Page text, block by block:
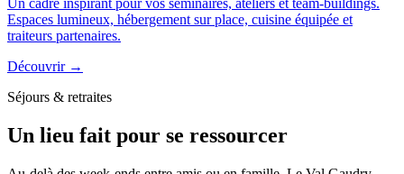
Un cadre inspirant pour vos séminaires, ateliers et team-buildings.
Espaces lumineux, hébergement sur place, cuisine équipée et
traiteurs partenaires.
Découvrir →
Séjours & retraites
Un lieu fait pour se ressourcer